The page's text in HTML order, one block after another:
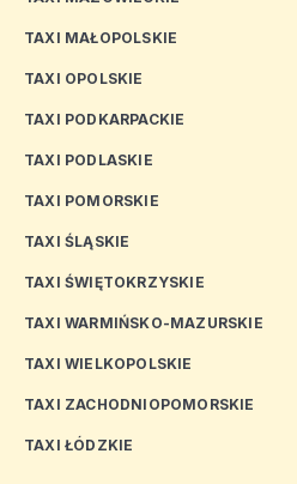
TAXI MAŁOPOLSKIE
TAXI OPOLSKIE
TAXI PODKARPACKIE
TAXI PODLASKIE
TAXI POMORSKIE
TAXI ŚLĄSKIE
TAXI ŚWIĘTOKRZYSKIE
TAXI WARMIŃSKO-MAZURSKIE
TAXI WIELKOPOLSKIE
TAXI ZACHODNIOPOMORSKIE
TAXI ŁÓDZKIE